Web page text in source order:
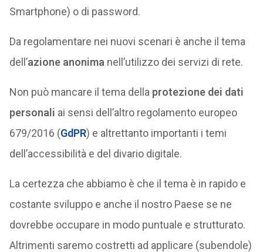
Smartphone) o di password.
Da regolamentare nei nuovi scenari è anche il tema
dell’azione anonima nell’utilizzo dei servizi di rete.
Non può mancare il tema della protezione dei dati
personali ai sensi dell’altro regolamento europeo
679/2016 (GdPR) e altrettanto importanti i temi
dell’accessibilità e del divario digitale.
La certezza che abbiamo è che il tema è in rapido e
costante sviluppo e anche il nostro Paese se ne
dovrebbe occupare in modo puntuale e strutturato.
Altrimenti saremo costretti ad applicare (subendole)